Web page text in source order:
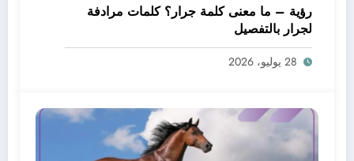
رؤية – ما معنى كلمة جرار؟ كلمات مرادفة
لجرار بالتفصيل
28 يوليو، 2026